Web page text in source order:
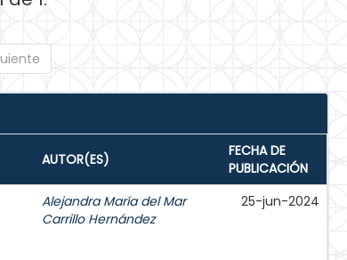
AUTOR(ES)
FECHA DE
PUBLICACIÓN
Alejandra María del Mar
Carrillo Hernández
25-jun-2024